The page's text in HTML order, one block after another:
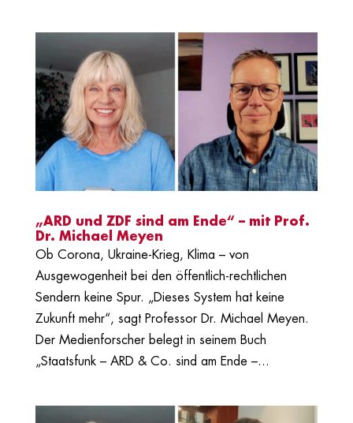
„ARD und ZDF sind am Ende“ – mit Prof.
Dr. Michael Meyen
Ob Corona, Ukraine-Krieg, Klima – von
Ausgewogenheit bei den öffentlich-rechtlichen
Sendern keine Spur. „Dieses System hat keine
Zukunft mehr“, sagt Professor Dr. Michael Meyen.
Der Medienforscher belegt in seinem Buch
„Staatsfunk – ARD & Co. sind am Ende –...